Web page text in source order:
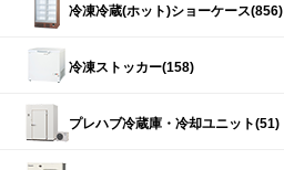
冷凍冷蔵(ホット)ショーケース(856)
冷凍ストッカー(158)
プレハブ冷蔵庫・冷却ユニット(51)